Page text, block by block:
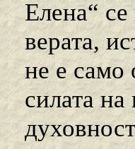
Елена“
верата,
не е само
силата